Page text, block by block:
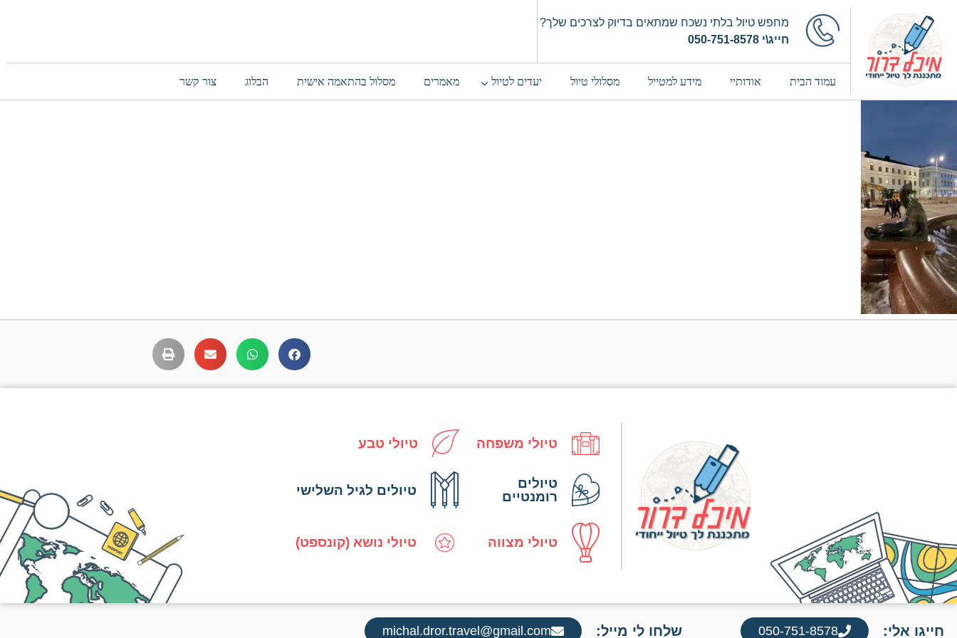
מחפש טיול בלתי נשכח שמתאים בדיוק לצרכים שלך?
חייג\י 050-751-8578
עמוד הבית אודותיי מידע למטייל מסלולי טיול יעדים לטיול מאמרים מסלול בהתאמה אישית הבלוג צור קשר
טיולי משפחה טיולי טבע
טיולים
רומנטיים
טיולים לגיל השלישי
טיולי מצווה טיולי נושא (קונספט)
חייגו אלי: 050-751-8578 שלחו לי מייל: michal.dror.travel@gmail.com